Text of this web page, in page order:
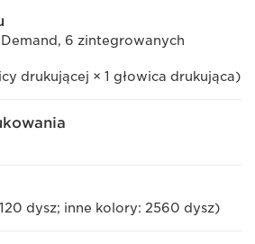
6 zintegrowanych
drukującej × 1 głowica drukująca)
dysz; inne kolory: 2560 dysz)